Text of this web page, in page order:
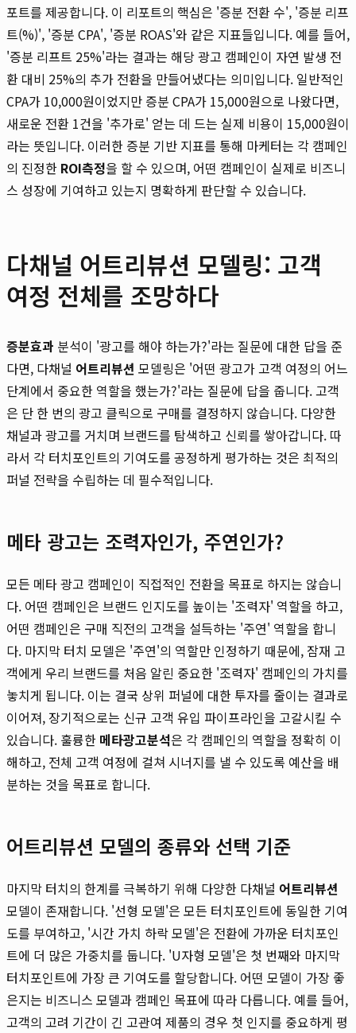
포트를 제공합니다. 이 리포트의 핵심은 '증분 전환 수', '증분 리프
트(%)', '증분 CPA', '증분 ROAS'와 같은 지표들입니다. 예를 들어,
'증분 리프트 25%'라는 결과는 해당 광고 캠페인이 자연 발생 전
환 대비 25%의 추가 전환을 만들어냈다는 의미입니다. 일반적인
CPA가 10,000원이었지만 증분 CPA가 15,000원으로 나왔다면,
새로운 전환 1건을 '추가로' 얻는 데 드는 실제 비용이 15,000원이
라는 뜻입니다. 이러한 증분 기반 지표를 통해 마케터는 각 캠페인
의 진정한 ROI측정을 할 수 있으며, 어떤 캠페인이 실제로 비즈니
스 성장에 기여하고 있는지 명확하게 판단할 수 있습니다.
다채널 어트리뷰션 모델링: 고객
여정 전체를 조망하다
증분효과 분석이 '광고를 해야 하는가?'라는 질문에 대한 답을 준
다면, 다채널 어트리뷰션 모델링은 '어떤 광고가 고객 여정의 어느
단계에서 중요한 역할을 했는가?'라는 질문에 답을 줍니다. 고객
은 단 한 번의 광고 클릭으로 구매를 결정하지 않습니다. 다양한
채널과 광고를 거치며 브랜드를 탐색하고 신뢰를 쌓아갑니다. 따
라서 각 터치포인트의 기여도를 공정하게 평가하는 것은 최적의
퍼널 전략을 수립하는 데 필수적입니다.
메타 광고는 조력자인가, 주연인가?
모든 메타 광고 캠페인이 직접적인 전환을 목표로 하지는 않습니
다. 어떤 캠페인은 브랜드 인지도를 높이는 '조력자' 역할을 하고,
어떤 캠페인은 구매 직전의 고객을 설득하는 '주연' 역할을 합니
다. 마지막 터치 모델은 '주연'의 역할만 인정하기 때문에, 잠재 고
객에게 우리 브랜드를 처음 알린 중요한 '조력자' 캠페인의 가치를
놓치게 됩니다. 이는 결국 상위 퍼널에 대한 투자를 줄이는 결과로
이어져, 장기적으로는 신규 고객 유입 파이프라인을 고갈시킬 수
있습니다. 훌륭한 메타광고분석은 각 캠페인의 역할을 정확히 이
해하고, 전체 고객 여정에 걸쳐 시너지를 낼 수 있도록 예산을 배
분하는 것을 목표로 합니다.
어트리뷰션 모델의 종류와 선택 기준
마지막 터치의 한계를 극복하기 위해 다양한 다채널 어트리뷰션
모델이 존재합니다. '선형 모델'은 모든 터치포인트에 동일한 기여
도를 부여하고, '시간 가치 하락 모델'은 전환에 가까운 터치포인
트에 더 많은 가중치를 둡니다. 'U자형 모델'은 첫 번째와 마지막
터치포인트에 가장 큰 기여도를 할당합니다. 어떤 모델이 가장 좋
은지는 비즈니스 모델과 캠페인 목표에 따라 다릅니다. 예를 들어,
고객의 고려 기간이 긴 고관여 제품의 경우 첫 인지를 중요하게 평